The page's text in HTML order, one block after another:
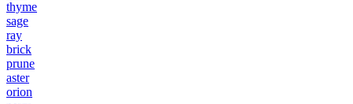
thyme
sage
ray
brick
prune
aster
orion